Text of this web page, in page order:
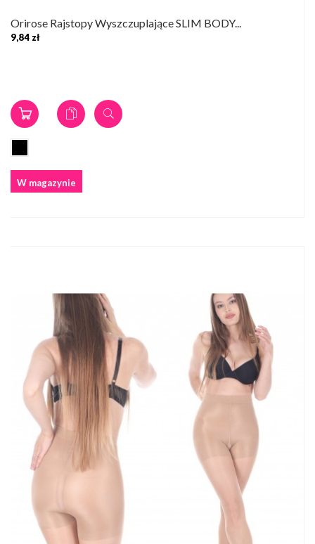
Orirose Rajstopy Wyszczuplające SLIM BODY...
9,84 zł
W magazynie